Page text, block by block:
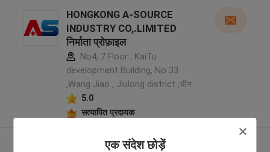
एक संदेश छोड़ें
HONGKONG A-SOURCE
INDUSTRY CO,.LIMITED
निर्माता प्रोफ़ाइल
No4, 7 Floor , KaiTu
development Building, No 33
,Wang Jiao , Jiulong district ,चीन
5.0
सत्यापित प्रदायक
और देखो